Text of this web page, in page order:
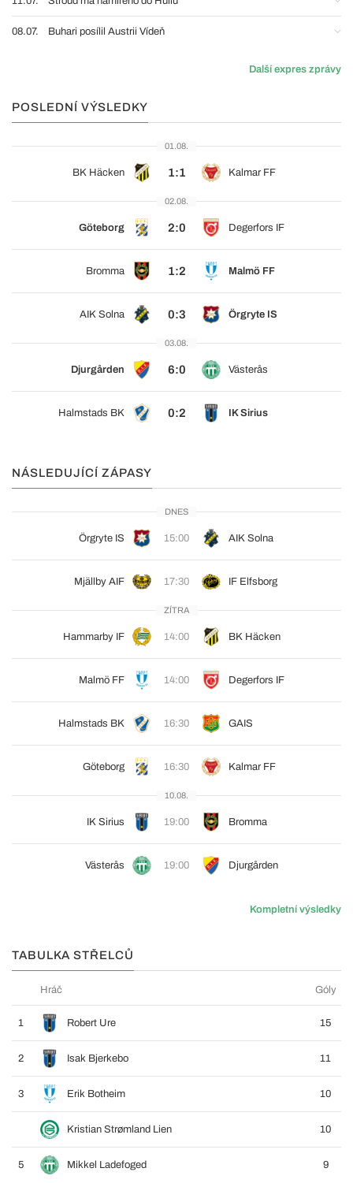
08.07. Buhari posílil Austrii Vídeň
Další expres zprávy
POSLEDNÍ VÝSLEDKY
01.08.
BK Häcken 1:1 Kalmar FF
02.08.
Göteborg 2:0 Degerfors IF
Bromma 1:2 Malmö FF
AIK Solna 0:3 Örgryte IS
03.08.
Djurgården 6:0 Västerås
Halmstads BK 0:2 IK Sirius
NÁSLEDUJÍCÍ ZÁPASY
DNES
Örgryte IS 15:00 AIK Solna
Mjällby AIF 17:30 IF Elfsborg
ZÍTRA
Hammarby IF 14:00 BK Häcken
Malmö FF 14:00 Degerfors IF
Halmstads BK 16:30 GAIS
Göteborg 16:30 Kalmar FF
10.08.
IK Sirius 19:00 Bromma
Västerås 19:00 Djurgården
Kompletní výsledky
TABULKA STŘELCŮ
Hráč Góly
1 Robert Ure 15
2 Isak Bjerkebo 11
3 Erik Botheim 10
Kristian Strømland Lien 10
5 Mikkel Ladefoged 9